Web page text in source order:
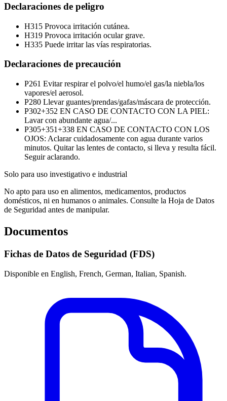
Declaraciones de peligro
H315 Provoca irritación cutánea.
H319 Provoca irritación ocular grave.
H335 Puede irritar las vías respiratorias.
Declaraciones de precaución
P261 Evitar respirar el polvo/el humo/el gas/la niebla/los
vapores/el aerosol.
P280 Llevar guantes/prendas/gafas/máscara de protección.
P302+352 EN CASO DE CONTACTO CON LA PIEL:
Lavar con abundante agua/...
P305+351+338 EN CASO DE CONTACTO CON LOS
OJOS: Aclarar cuidadosamente con agua durante varios
minutos. Quitar las lentes de contacto, si lleva y resulta fácil.
Seguir aclarando.
Solo para uso investigativo e industrial
No apto para uso en alimentos, medicamentos, productos
domésticos, ni en humanos o animales. Consulte la Hoja de Datos
de Seguridad antes de manipular.
Documentos
Fichas de Datos de Seguridad (FDS)
Disponible en English, French, German, Italian, Spanish.